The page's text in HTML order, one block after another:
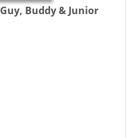
Guy, Buddy & Junior